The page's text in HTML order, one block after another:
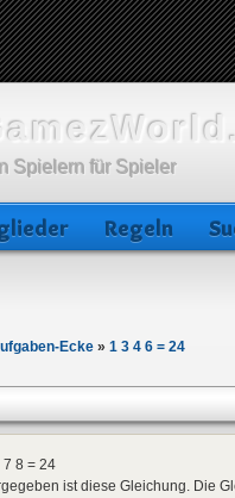
Spielern für Spieler
Regeln
Ecke » 1 3 4 6 = 24
7 8 = 24
ist diese Gleichung. Die